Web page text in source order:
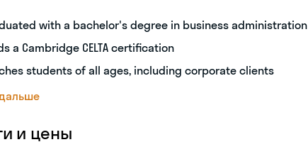
with a bachelor's degree in business administration
a Cambridge CELTA certification
students of all ages, including corporate clients
и цены